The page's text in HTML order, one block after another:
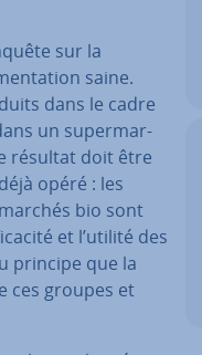
sur la
saine.
dans le cadre
un su­per­mar­
résultat doit être
opéré : les
bio sont
et l’utilité des
principe que la
ces groupes et